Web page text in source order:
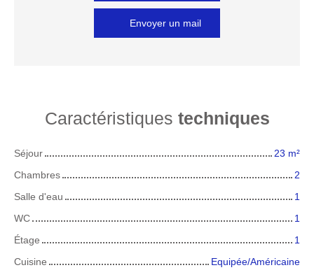
Envoyer un mail
Caractéristiques techniques
Séjour 23 m²
Chambres
2
Salle d'eau
1
WC
1
Étage
1
Cuisine
Equipée/Américaine